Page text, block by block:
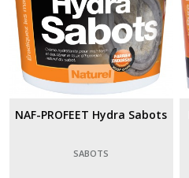
NAF-PROFEET Hydra Sabots
SABOTS